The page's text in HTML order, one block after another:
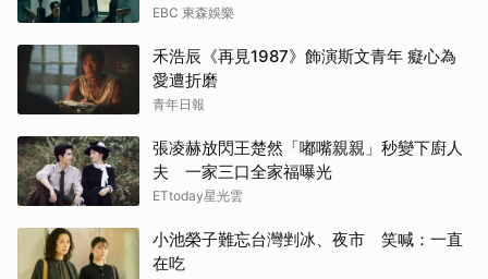
EBC 東森娛樂
禾浩辰《再見1987》飾演斯文青年 癡心為
愛遭折磨
青年日報
張凌赫放閃王楚然「嘟嘴親親」秒變下廚人
夫 一家三口全家福曝光
ETtoday星光雲
小池榮子難忘台灣剉冰、夜市 笑喊：一直
在吃